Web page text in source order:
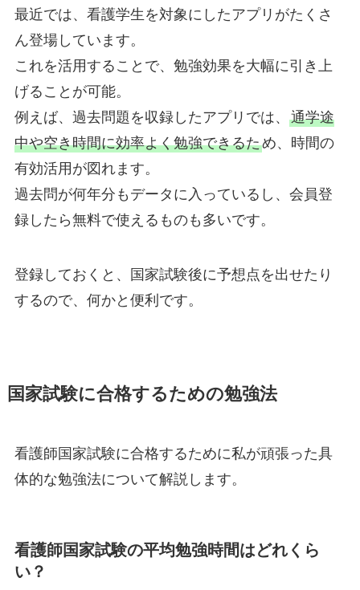
最近では、看護学生を対象にしたアプリがたくさ
ん登場しています。
これを活用することで、勉強効果を大幅に引き上
げることが可能。
例えば、過去問題を収録したアプリでは、 通学途
中や空き時間に効率よく勉強できるため、時間の
有効活用が図れます。
過去問が何年分もデータに入っているし、会員登
録したら無料で使えるものも多いです。
登録しておくと、国家試験後に予想点を出せたり
するので、何かと便利です。
国家試験に合格するための勉強法
看護師国家試験に合格するために私が頑張った具
体的な勉強法について解説します。
看護師国家試験の平均勉強時間はどれくら
い？